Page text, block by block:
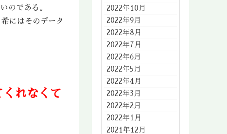
のである。
にはそのデータ
くれなくて
2022年10月
2022年9月
2022年8月
2022年7月
2022年6月
2022年5月
2022年4月
2022年3月
2022年2月
2022年1月
2021年12月